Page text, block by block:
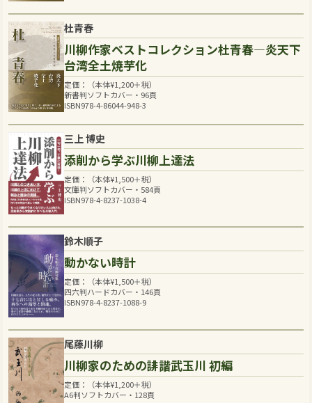
杜青春
川柳作家ベストコレクション杜青春―炎天下
台湾全土焼芋化
定価：（本体¥1,200＋税）
新書判ソフトカバー・96頁
ISBN978-4-86044-948-3
三上 博史
添削から学ぶ川柳上達法
定価：（本体¥1,500＋税）
文庫判ソフトカバー・584頁
ISBN978-4-8237-1038-4
鈴木順子
動かない時計
定価：（本体¥1,500＋税）
四六判ハードカバー・146頁
ISBN978-4-8237-1088-9
尾藤川柳
川柳家のための誹諧武玉川 初編
定価：（本体¥1,200＋税）
A6判ソフトカバー・128頁